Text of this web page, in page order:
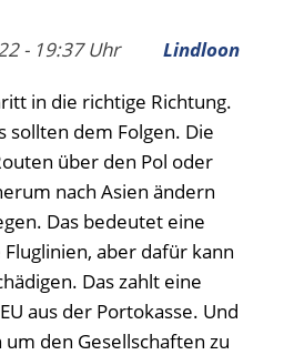
- 19:37 Uhr Lindloon
in die richtige Richtung.
sollten dem Folgen. Die
über den Pol oder
nach Asien ändern
Das bedeutet eine
aber dafür kann
Das zahlt eine
aus der Portokasse. Und
den Gesellschaften zu